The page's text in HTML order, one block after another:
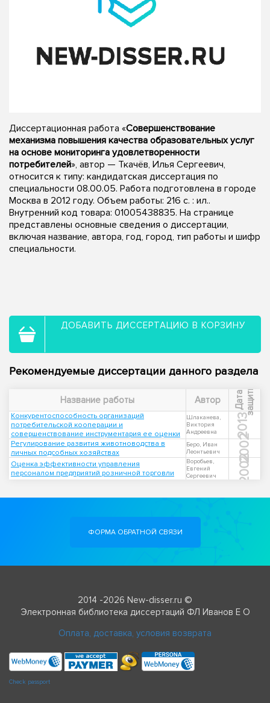
Диссертационная работа «Совершенствование
механизма повышения качества образовательных услуг
на основе мониторинга удовлетворенности
потребителей», автор — Ткачёв, Илья Сергеевич,
относится к типу: кандидатская диссертация по
специальности 08.00.05. Работа подготовлена в городе
Москва в 2012 году. Объем работы: 216 с. : ил..
Внутренний код товара: 01005438835. На странице
представлены основные сведения о диссертации,
включая название, автора, год, город, тип работы и шифр
специальности.
ДОБАВИТЬ ДИССЕРТАЦИЮ В КОРЗИНУ
Рекомендуемые диссертации данного раздела
Название работы Автор Д
а
т
а
з
а
щ
и
т ы
Конкурентоспособность организаций
потребительской кооперации и
совершенствование инструментария ее оценки
Шлаканева,
Виктория
Андреевна
2013
Регулирование развития животноводства в
личных подсобных хозяйствах
Беро, Иван
Леонтьевич
2002
Оценка эффективности управления
персоналом предприятий розничной торговли
Воробьев,
Евгений
Сергеевич
2002
ФОРМА ОБРАТНОЙ СВЯЗИ
2014 -2026 New-disser.ru ©
Электронная библиотека диссертаций ФЛ Иванов Е О
Оплата, доставка, условия возврата
Check passport